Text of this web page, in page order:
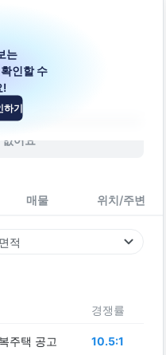
없어요
매물 위치/주변
면적
는
인할 수
!
하기
경쟁률
주택 공고 10.5:1